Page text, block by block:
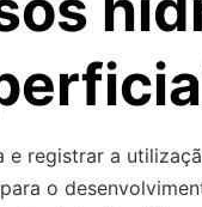
e registrar a
o